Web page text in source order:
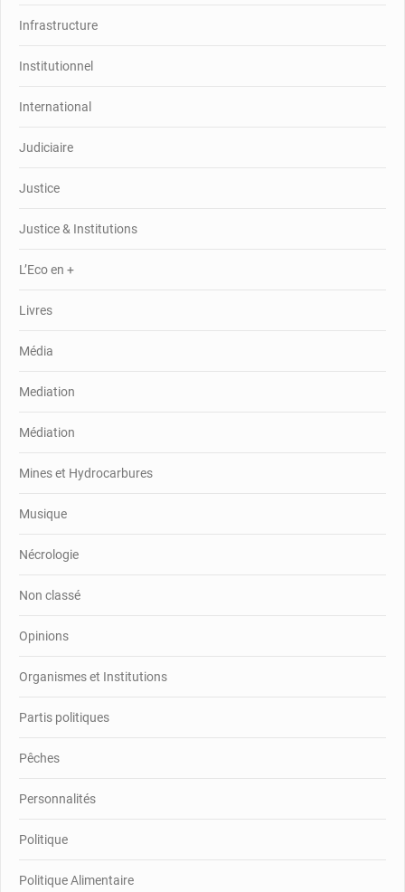
Infrastructure
Institutionnel
International
Judiciaire
Justice
Justice & Institutions
L’Eco en +
Livres
Média
Mediation
Médiation
Mines et Hydrocarbures
Musique
Nécrologie
Non classé
Opinions
Organismes et Institutions
Partis politiques
Pêches
Personnalités
Politique
Politique Alimentaire